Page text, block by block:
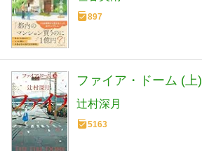
897
ファイア・ドーム (上)
辻村深月
5163